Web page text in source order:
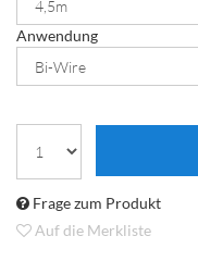
Anwendung
Frage zum Produkt
Auf die Merkliste